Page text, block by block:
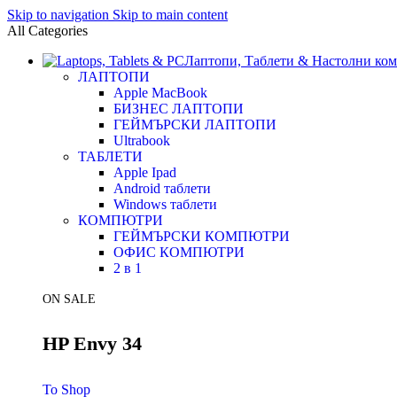
Skip to navigation Skip to main content
All Categories
Лаптопи, Таблети & Настолни
ЛАПТОПИ
Apple MacBook
БИЗНЕС ЛАПТОПИ
ГЕЙМЪРСКИ ЛАПТОПИ
Ultrabook
ТАБЛЕТИ
Apple Ipad
Android таблети
Windows таблети
КОМПЮТРИ
ГЕЙМЪРСКИ КОМПЮТРИ
ОФИС КОМПЮТРИ
2 в 1
ON SALE
HP Envy 34
To Shop